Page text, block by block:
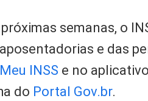
próximas semanas, o
e das
Meu INSS e no
do Portal Gov.br.